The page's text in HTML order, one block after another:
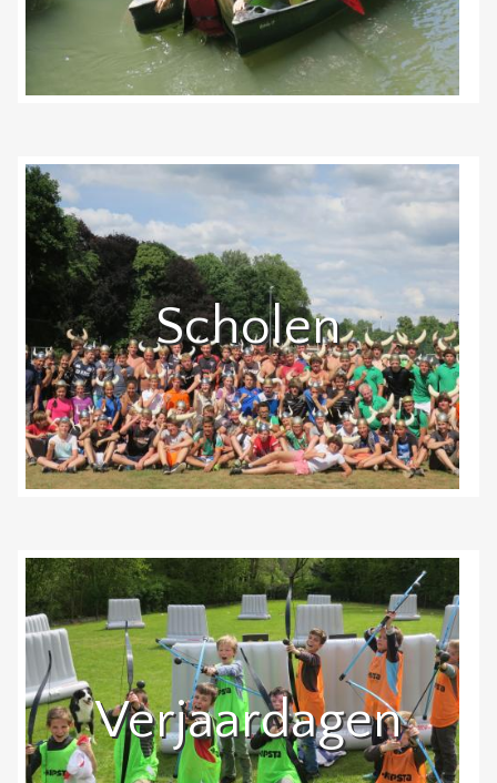
Scholen
Verjaardagen